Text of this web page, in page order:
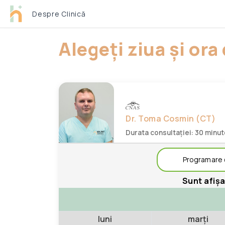
Despre Clinică
Alegeți ziua și
Dr. Toma Cosmin (CT)
Durata consultației: 30
Programare
Sunt
luni marți